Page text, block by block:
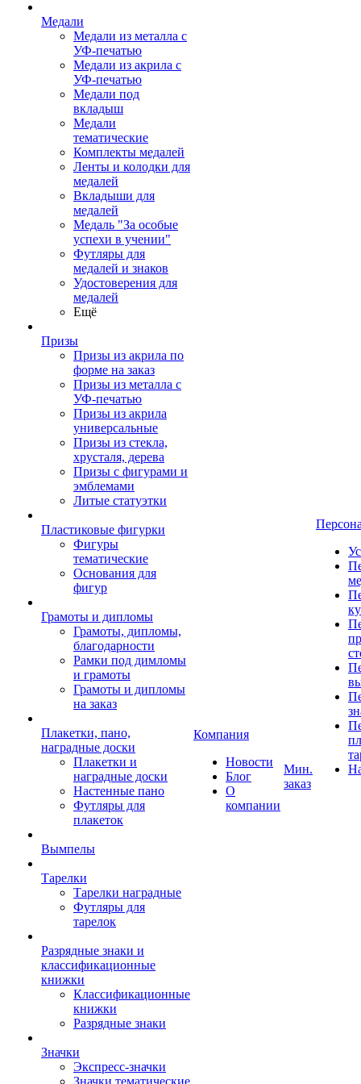
Медали
Медали из металла с
УФ-печатью
Медали из акрила с
УФ-печатью
Медали под
вкладыш
Медали
тематические
Комплекты медалей
Ленты и колодки для
медалей
Вкладыши для
медалей
Медаль "За особые
успехи в учении"
Футляры для
медалей и знаков
Удостоверения для
медалей
Ещё
Призы
Призы из акрила по
форме на заказ
Призы из металла с
УФ-печатью
Призы из акрила
универсальные
Призы из стекла,
хрусталя, дерева
Призы с фигурами и
эмблемами
Литые статуэтки
Пластиковые фигурки
Фигуры
тематические
Основания для
фигур
Грамоты и дипломы
Грамоты, дипломы,
благодарности
Рамки под димломы
и грамоты
Грамоты и дипломы
на заказ
Плакетки, пано,
наградные доски
Плакетки и
наградные доски
Настенные пано
Футляры для
плакеток
Вымпелы
Тарелки
Тарелки наградные
Футляры для
тарелок
Разрядные знаки и
классификационные
книжки
Классификационные
книжки
Разрядные знаки
Значки
Экспресс-значки
Значки тематические
Компания
Новости
Блог
О
компании
Мин.
заказ